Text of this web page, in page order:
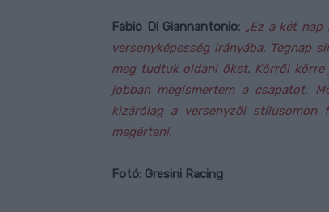
Fabio Di Giannantonio: „Ez a két
versenyképesség irányába. Tegnap
meg tudtuk oldani őket. Körről
jobban megismertem a csapatot.
kizárólag a versenyzői
megérteni.
Fotó: Gresini Racing